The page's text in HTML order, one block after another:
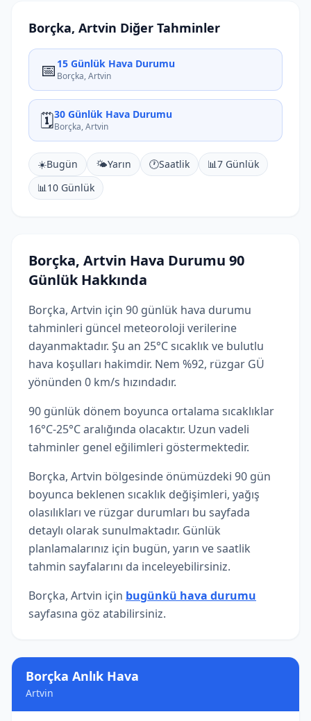
Borçka Anlık Hava
Artvin
Borçka, Artvin Diğer Tahminler
📅 15 Günlük Hava Durumu
Borçka, Artvin
🗓️30 Günlük Hava Durumu
Borçka, Artvin
☀️Bugün 🌤️Yarın 🕐Saatlik 📊7 Günlük
📊10 Günlük
Borçka, Artvin Hava Durumu 90
Günlük Hakkında
Borçka, Artvin için 90 günlük hava durumu
tahminleri güncel meteoroloji verilerine
dayanmaktadır. Şu an 25°C sıcaklık ve bulutlu
hava koşulları hakimdir. Nem %92, rüzgar GÜ
yönünden 0 km/s hızındadır.
90 günlük dönem boyunca ortalama sıcaklıklar
16°C-25°C aralığında olacaktır. Uzun vadeli
tahminler genel eğilimleri göstermektedir.
Borçka, Artvin bölgesinde önümüzdeki 90 gün
boyunca beklenen sıcaklık değişimleri, yağış
olasılıkları ve rüzgar durumları bu sayfada
detaylı olarak sunulmaktadır. Günlük
planlamalarınız için bugün, yarın ve saatlik
tahmin sayfalarını da inceleyebilirsiniz.
Borçka, Artvin için bugünkü hava durumu
sayfasına göz atabilirsiniz.